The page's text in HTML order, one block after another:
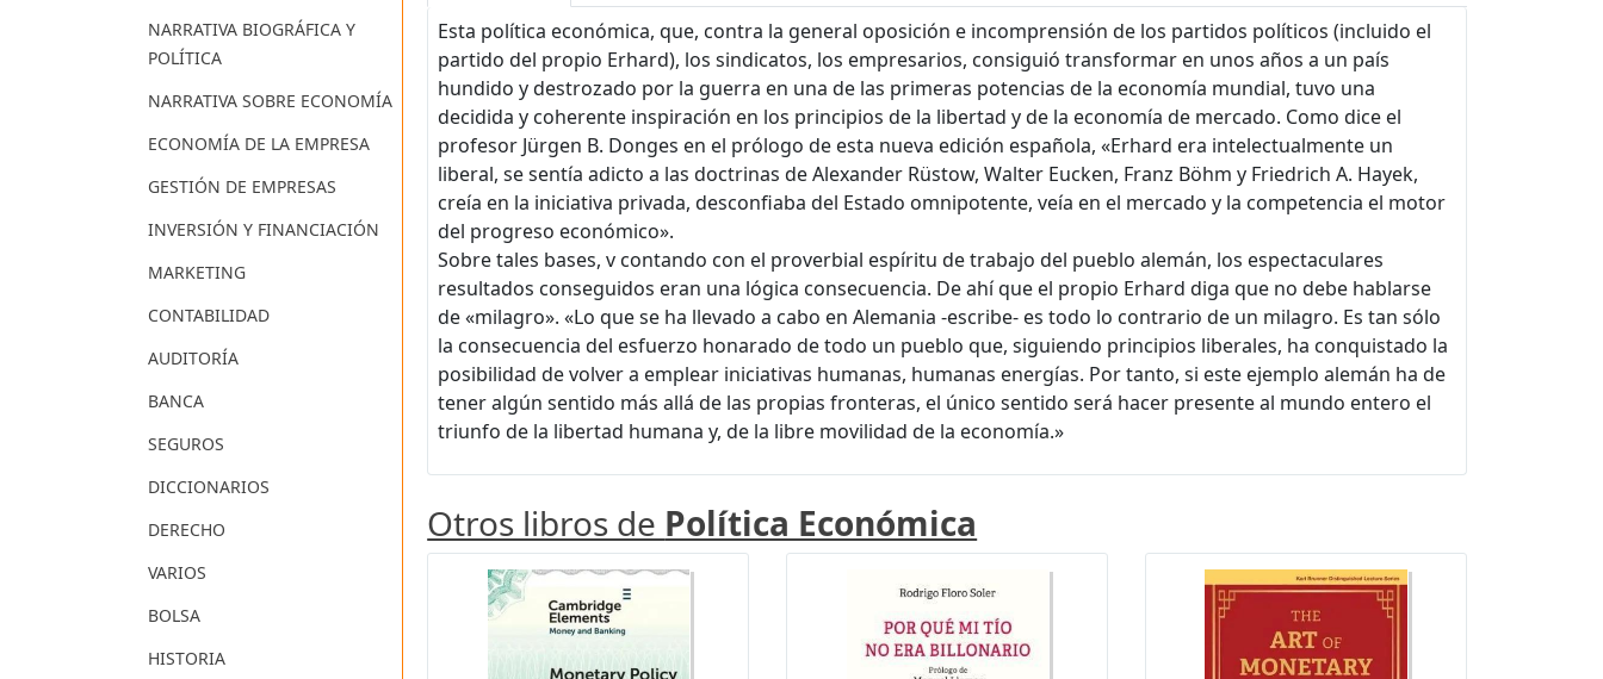
NARRATIVA BIOGRÁFICA Y
POLÍTICA
NARRATIVA SOBRE ECONOMÍA
ECONOMÍA DE LA EMPRESA
GESTIÓN DE EMPRESAS
INVERSIÓN Y FINANCIACIÓN
MARKETING
CONTABILIDAD
AUDITORÍA
BANCA
SEGUROS
DICCIONARIOS
DERECHO
VARIOS
BOLSA
HISTORIA
Esta política económica, que, contra la general oposición e incomprensión de los partidos políticos (incluido el
partido del propio Erhard), los sindicatos, los empresarios, consiguió transformar en unos años a un país
hundido y destrozado por la guerra en una de las primeras potencias de la economía mundial, tuvo una
decidida y coherente inspiración en los principios de la libertad y de la economía de mercado. Como dice el
profesor Jürgen B. Donges en el prólogo de esta nueva edición española, «Erhard era intelectualmente un
liberal, se sentía adicto a las doctrinas de Alexander Rüstow, Walter Eucken, Franz Böhm y Friedrich A. Hayek,
creía en la iniciativa privada, desconfiaba del Estado omnipotente, veía en el mercado y la competencia el motor
del progreso económico».
Sobre tales bases, v contando con el proverbial espíritu de trabajo del pueblo alemán, los espectaculares
resultados conseguidos eran una lógica consecuencia. De ahí que el propio Erhard diga que no debe hablarse
de «milagro». «Lo que se ha llevado a cabo en Alemania -escribe- es todo lo contrario de un milagro. Es tan sólo
la consecuencia del esfuerzo honarado de todo un pueblo que, siguiendo principios liberales, ha conquistado la
posibilidad de volver a emplear iniciativas humanas, humanas energías. Por tanto, si este ejemplo alemán ha de
tener algún sentido más allá de las propias fronteras, el único sentido será hacer presente al mundo entero el
triunfo de la libertad humana y, de la libre movilidad de la economía.»
Otros libros de Política Económica